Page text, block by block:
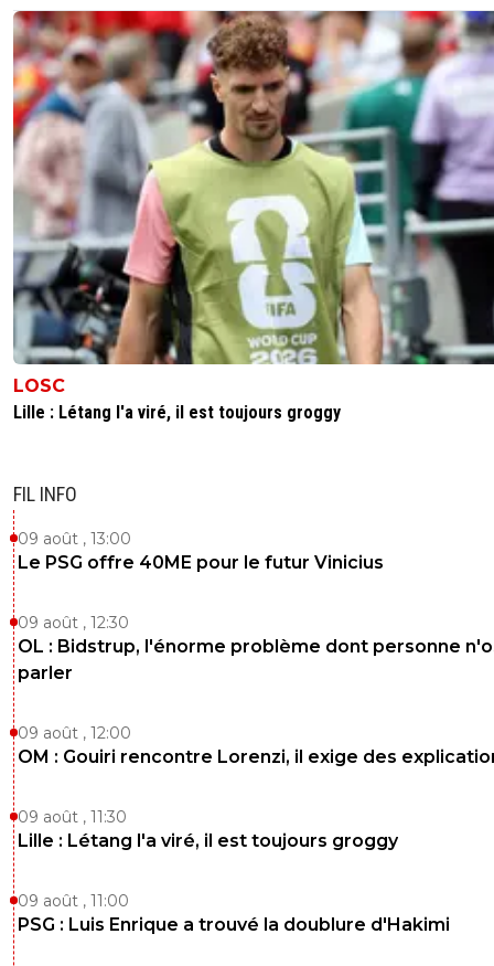
LOSC
Lille : Létang l'a viré, il est toujours groggy
FIL INFO
09 août , 13:00
Le PSG offre 40ME pour le futur Vinicius
09 août , 12:30
OL : Bidstrup, l'énorme problème dont personne
parler
09 août , 12:00
OM : Gouiri rencontre Lorenzi, il exige des
09 août , 11:30
Lille : Létang l'a viré, il est toujours groggy
09 août , 11:00
PSG : Luis Enrique a trouvé la doublure d'Hakimi